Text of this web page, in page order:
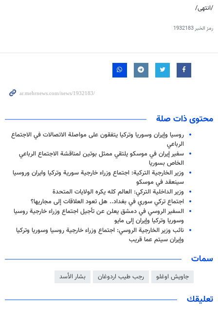
/انتهى/
رمز الخبر1932183
محتوى ذات صلة
روسيا وإيران وسوريا وتركيا يتفقون على مواصلة الاتصالات في الاجتماع
الرباعي
سفير إيران في موسكو يلتقي ممثل بوتين لمناقشة الاجتماع الرباعي
الخاص بسوريا
وزير الخارجية التركية: اجتماع وزراء خارجية سورية وتركيا وايران وروسيا
سينعقد في موسكو
وزير الداخلية التركي: العالم كله يكره الولايات المتحدة
اجتماع تركي سوري في بغداد.. هل تعود العلاقات إلى مجاريها؟
السفير الروسي في دمشق يعلن عن تأجيل اجتماع وزراء خارجية روسيا
وسوريا وتركيا وإيران إلى مايو
نائب وزير الخارجية الروسي: اجتماع وزراء خارجية روسيا وسوريا وتركيا
وإيران سيتم عما قريب
سمات
جاويش اوغلو رجب طيب اردوغان بشار الأسد
تعليقك